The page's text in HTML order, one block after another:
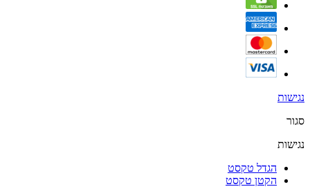
נגישות
סגור
נגישות
הגדל טקסט
הקטן טקסט